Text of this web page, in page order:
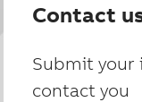
Contact
Submit your
contact you